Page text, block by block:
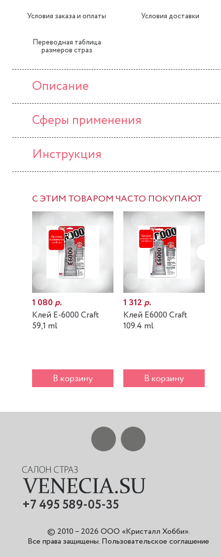
Условия заказа и оплаты Условия доставки
Переводная таблица
размеров страз
Описание
Сферы применения
Инструкция
С ЭТИМ ТОВАРОМ ЧАСТО ПОКУПАЮТ
1 080р.
Клей E-6000 Craft
59,1 ml
В корзину
1 312р.
Клей E6000 Craft
109.4 ml
В корзину
+7 495 589-05-35
© 2010 – 2026 ООО «Кристалл Хобби».
Все права защищены. Пользовательское соглашение